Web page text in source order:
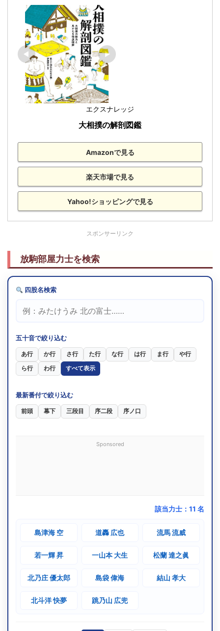
エクスナレッジ
大相撲の解剖図鑑
Amazonで見る
楽天市場で見る
Yahoo!ショッピングで見る
スポンサーリンク
放駒部屋力士を検索
四股名検索
五十音で絞り込む
あ行 か行 さ行 た行 な行 は行 ま行
や行
ら行
わ行 すべて表示
最新番付で絞り込む
前頭 幕下 三段目 序二段 序ノ口
Sponsored
該当力士： 11 名
島津海 空 道轟 広也 流馬 流威
若一輝 昇 一山本 大生 松蘭 達之眞
北乃庄 優太郎 島袋 偉海 結山 孝大
北斗洋 快夢 跳乃山 広兜